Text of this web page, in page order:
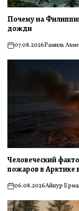
Почему на
дожди
on07.08.2026Рамиль
Человеческий
пожаров в Арктике
on06.08.2026Айнур